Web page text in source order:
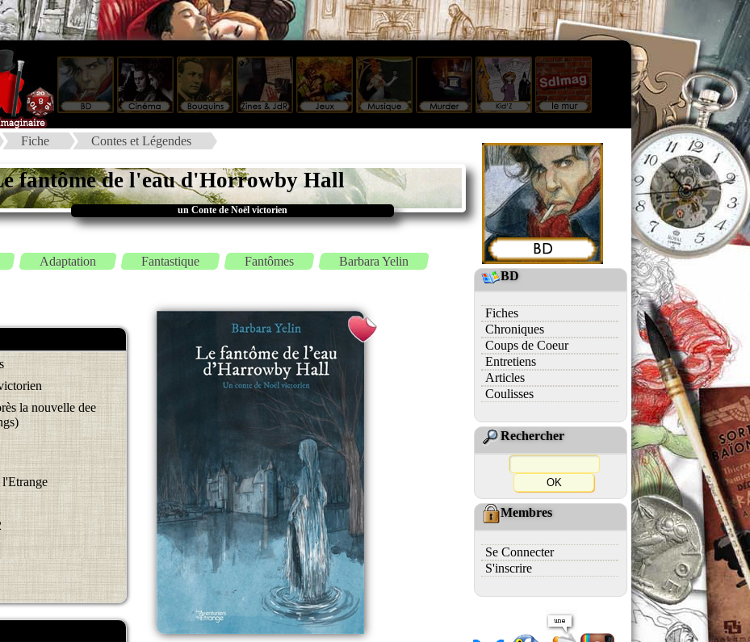
Fiche Contes et Légendes
fantôme de l'eau d'Horrowby Hall
un Conte de Noël victorien
Adaptation Fantastique Fantômes
Barbara Yelin
la nouvelle dee
BD
Fiches
Chroniques
Coups de Coeur
Entretiens
Articles
Coulisses
Rechercher
Membres
Se Connecter
S'inscrire